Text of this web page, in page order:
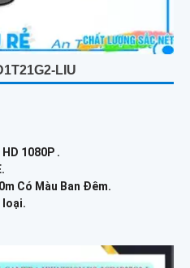
LIU
HD 1080P .
Có Màu Ban Ðêm.
loại.